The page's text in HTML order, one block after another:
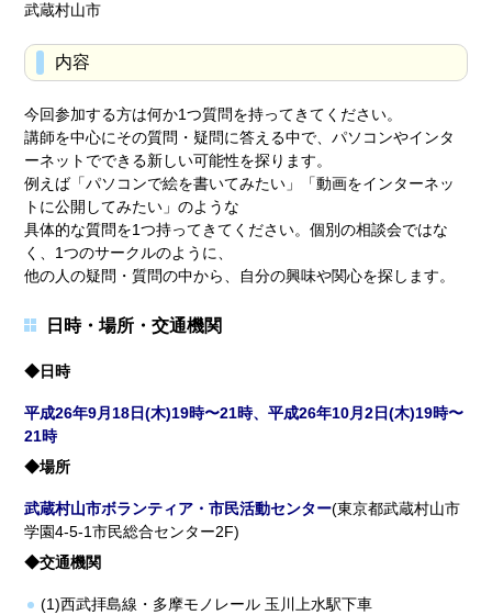
武蔵村山市
内容
今回参加する方は何か1つ質問を持ってきてください。
講師を中心にその質問・疑問に答える中で、パソコンやインタ
ーネットでできる新しい可能性を探ります。
例えば「パソコンで絵を書いてみたい」「動画をインターネッ
トに公開してみたい」のような
具体的な質問を1つ持ってきてください。個別の相談会ではな
く、1つのサークルのように、
他の人の疑問・質問の中から、自分の興味や関心を探します。
日時・場所・交通機関
◆日時
平成26年9月18日(木)19時〜21時、平成26年10月2日(木)19時〜
21時
◆場所
武蔵村山市ボランティア・市民活動センター(東京都武蔵村山市
学園4-5-1市民総合センター2F)
◆交通機関
(1)西武拝島線・多摩モノレール 玉川上水駅下車